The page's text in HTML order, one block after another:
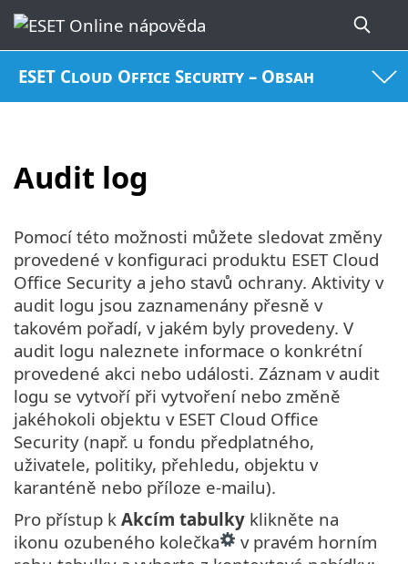
ESET Cloud Office Security – Obsah
Audit log
Pomocí této možnosti můžete sledovat změny
provedené v konfiguraci produktu ESET Cloud
Office Security a jeho stavů ochrany. Aktivity v
audit logu jsou zaznamenány přesně v
takovém pořadí, v jakém byly provedeny. V
audit logu naleznete informace o konkrétní
provedené akci nebo události. Záznam v audit
logu se vytvoří při vytvoření nebo změně
jakéhokoli objektu v ESET Cloud Office
Security (např. u fondu předplatného,
uživatele, politiky, přehledu, objektu v
karanténě nebo příloze e-mailu).
Pro přístup k Akcím tabulky klikněte na
ikonu ozubeného kolečka
v pravém horním